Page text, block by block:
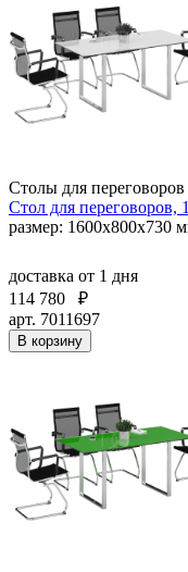
Столы для переговоров
Стол для переговоров,
размер: 1600x800х730
доставка от 1 дня
114 780
₽
арт. 7011697
В корзину